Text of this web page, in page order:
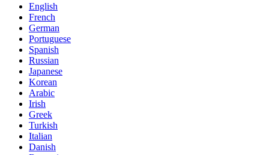
English
French
German
Portuguese
Spanish
Russian
Japanese
Korean
Arabic
Irish
Greek
Turkish
Italian
Danish